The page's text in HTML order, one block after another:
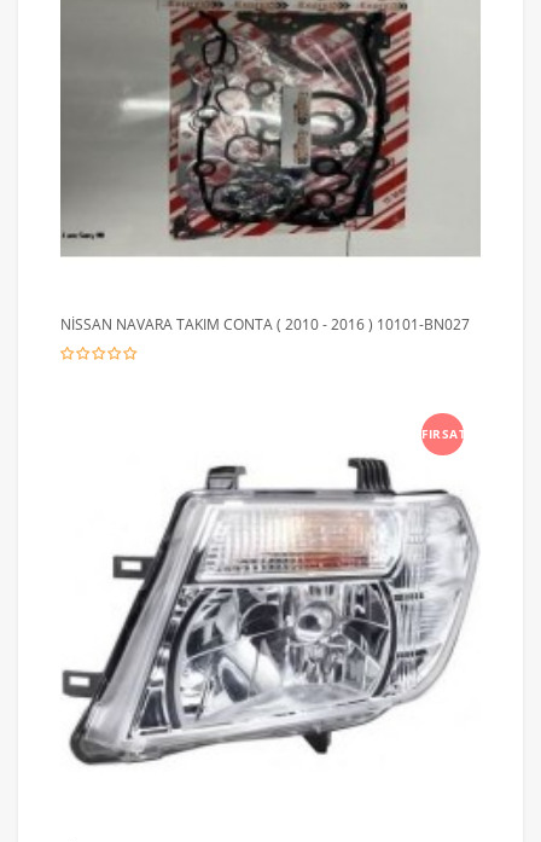
NİSSAN NAVARA TAKIM CONTA ( 2010 - 2016 ) 10101-BN027
FIRSAT